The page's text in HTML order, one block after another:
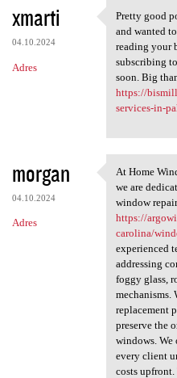
xmarti
04.10.2024
Adres
Pretty
Pretty good
and wanted
reading your
subscribing
soon. Big
https://
services-in-
morgan
04.10.2024
Adres
At Home
At Home
we are
window
https://
carolina/
experienced
addressing
foggy glass,
mechanisms.
replacement
preserve the
windows. We
every client
costs